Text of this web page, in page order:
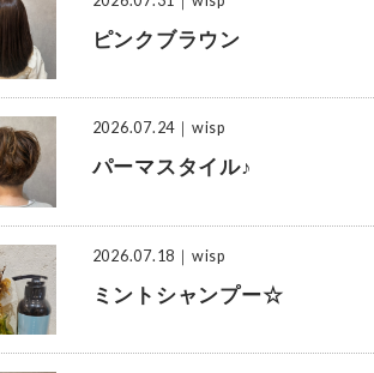
ピンクブラウン
2026.07.24 ｜wisp
パーマスタイル♪
2026.07.18 ｜wisp
ミントシャンプー☆